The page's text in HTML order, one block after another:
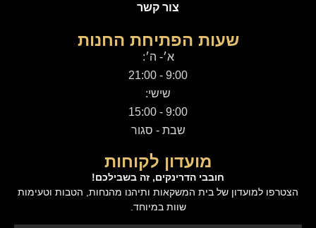
צור קשר
שעות הפתיחת החנות
א׳- ה׳:
9:00 - 21:00
שישי:
9:00 - 15:00
שבת - סגור
מועדון לקוחות
חובבי הדרינקים, זה בשבילכם!
הצטרפו למועדון של בית המשקאות ותיהנו מהנחות, הטבות וטעימות
שוות במיוחד.